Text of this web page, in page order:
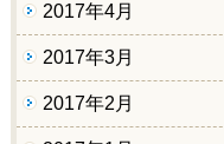
2017年4月
2017年3月
2017年2月